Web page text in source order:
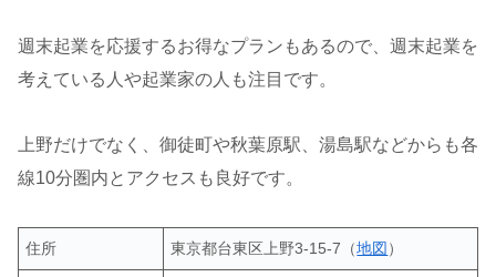
週末起業を応援するお得なプランもあるので、週末起業を
考えている人や起業家の人も注目です。
上野だけでなく、御徒町や秋葉原駅、湯島駅などからも各
線10分圏内とアクセスも良好です。
住所 東京都台東区上野3-15-7（地図 ）